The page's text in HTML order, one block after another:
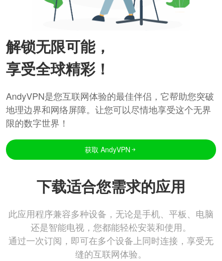
解锁无限可能，
享受全球精彩！
AndyVPN是您互联网体验的最佳伴侣，它帮助您突破
地理边界和网络屏障。让您可以尽情地享受这个无界
限的数字世界！
获取 AndyVPN
下载适合您需求的应用
此应用程序兼容多种设备，无论是手机、平板、电脑
还是智能电视，您都能轻松安装和使用。
通过一次订阅，即可在多个设备上同时连接，享受无
缝的互联网体验。